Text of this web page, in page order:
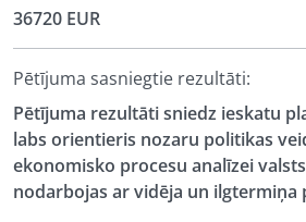
36720 EUR
Pētījuma sasniegtie rezultāti:
Pētījuma rezultāti sniedz ieskatu
labs orientieris nozaru politikas
ekonomisko procesu analīzei
nodarbojas ar vidēja un ilgtermiņa